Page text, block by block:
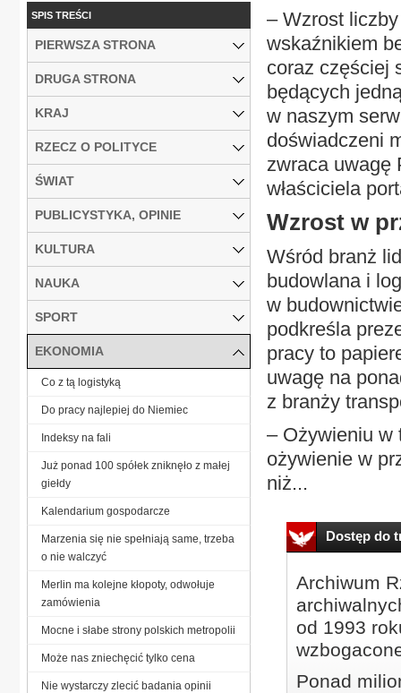
– Wzrost
wskaźnikiem
coraz częściej
będących
w naszym
doświadczeni
zwraca uwagę
właściciela
Wzrost w
Wśród branż
budowlana i
w
podkreśla
pracy to
uwagę na
z branży
– Ożywieniu w
ożywienie w
niż...
Dostęp do
Archiwum
od 1993
Ponad
SPIS TREŚCI
PIERWSZA STRONA
DRUGA STRONA
KRAJ
RZECZ O POLITYCE
ŚWIAT
PUBLICYSTYKA, OPINIE
KULTURA
NAUKA
SPORT
EKONOMIA
Co z tą logistyką
Do pracy najlepiej do Niemiec
Indeksy na fali
Już ponad 100 spółek zniknęło z małej
giełdy
Kalendarium gospodarcze
Marzenia się nie spełniają same, trzeba
o nie walczyć
Merlin ma kolejne kłopoty, odwołuje
zamówienia
Mocne i słabe strony polskich metropolii
Może nas zniechęcić tylko cena
Nie wystarczy zlecić badania opinii